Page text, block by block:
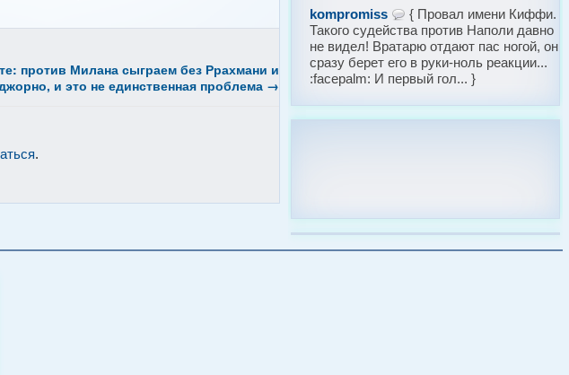
против Милана сыграем без Ррахмани и
и это не единственная проблема →
.
kompromiss
{ Провал имени Киффи.
Такого судейства против Наполи давно
не видел! Вратарю отдают пас ногой, он
сразу берет его в руки-ноль реакции...
:facepalm: И первый гол... }